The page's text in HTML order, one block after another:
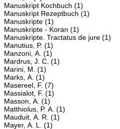
Manuskript Kochbuch(1)
Manuskript Rezeptbuch(1)
Manuskripte(1)
Manuskripte - Koran(1)
Manuskripte. Tractatus de jure(1)
Manutius, P.(1)
Manzoni, A.(1)
Mardrus, J. C.(1)
Marini, M.(1)
Marks, A.(1)
Masereel, F.(7)
Massialot, F.(1)
Masson, A.(1)
Matthiolus, P. A.(1)
Mauduit, A. R.(1)
Mayer, A. L.(1)